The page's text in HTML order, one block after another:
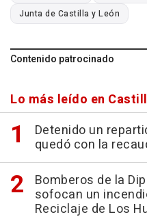
Junta de Castilla y León
Contenido patrocinado
Lo más leído en
Detenido un
quedó con la
Bomberos de la
sofocan un
Reciclaje de Los